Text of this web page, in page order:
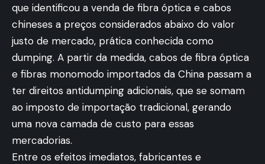
que identificou a venda de fibra óptica e cabos
chineses a preços considerados abaixo do valor
justo de mercado, prática conhecida como
dumping. A partir da medida, cabos de fibra óptica
e fibras monomodo importados da China passam a
ter direitos antidumping adicionais, que se somam
ao imposto de importação tradicional, gerando
uma nova camada de custo para essas
mercadorias.
Entre os efeitos imediatos, fabricantes e